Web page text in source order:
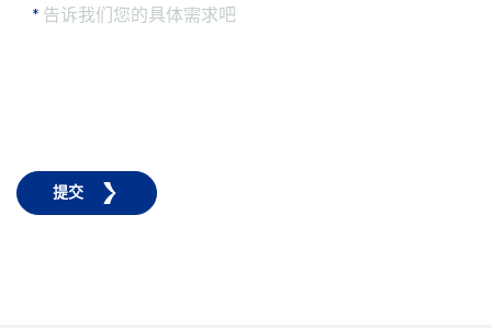
* 告诉我们您的具体需求吧
提交